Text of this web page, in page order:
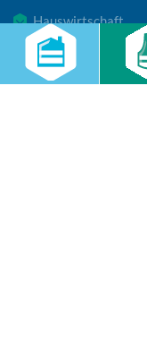
Hauswirtschaft
Cateringservice
Sicherheitsservice